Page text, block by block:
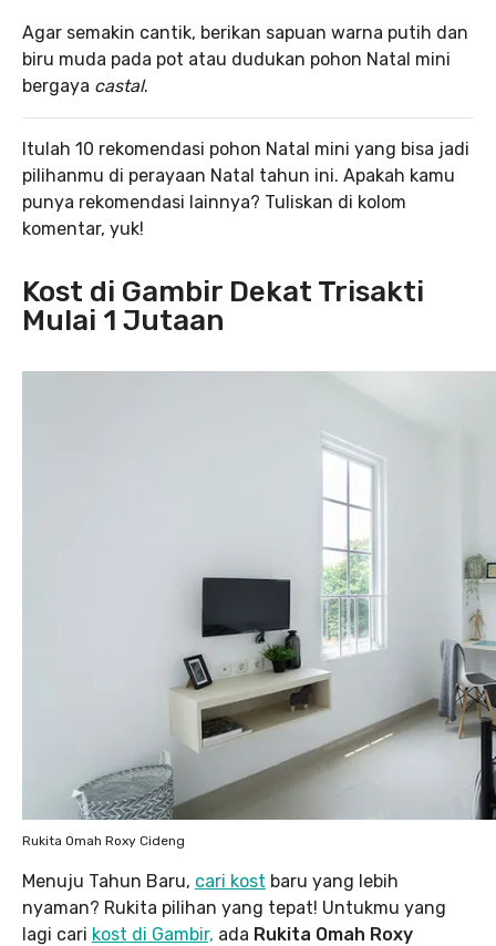
Agar semakin cantik, berikan sapuan warna putih dan
biru muda pada pot atau dudukan pohon Natal mini
bergaya castal.
Itulah 10 rekomendasi pohon Natal mini yang bisa jadi
pilihanmu di perayaan Natal tahun ini. Apakah kamu
punya rekomendasi lainnya? Tuliskan di kolom
komentar, yuk!
Kost di Gambir Dekat Trisakti
Mulai 1 Jutaan
Rukita Omah Roxy Cideng
Menuju Tahun Baru, cari kost baru yang lebih
nyaman? Rukita pilihan yang tepat! Untukmu yang
lagi cari kost di Gambir, ada Rukita Omah Roxy